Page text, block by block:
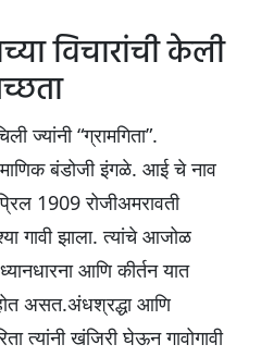
विचारांची केली
ज्यांनी “ग्रामगिता”.
माणिक बंडोजी इंगळे. आई चे नाव
1909 रोजीअमरावती
गावी झाला. त्यांचे आजोळ
आणि कीर्तन यात
असत.अंधश्रद्धा आणि
त्यांनी खंजिरी घेऊन गावोगावी